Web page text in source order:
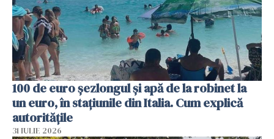
100 de euro șezlongul și apă de la robinet la
un euro, în stațiunile din Italia. Cum explică
autoritățile
31 IULIE 2026